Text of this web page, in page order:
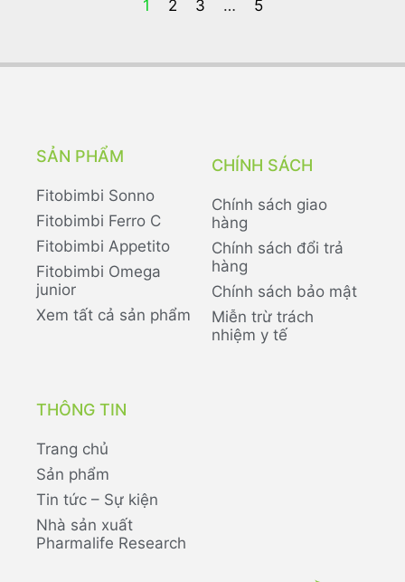
1 2 3 … 5
SẢN PHẨM
Fitobimbi Sonno
Fitobimbi Ferro C
Fitobimbi Appetito
Fitobimbi Omega
junior
Xem tất cả sản phẩm
CHÍNH SÁCH
Chính sách giao
hàng
Chính sách đổi trả
hàng
Chính sách bảo mật
Miễn trừ trách
nhiệm y tế
THÔNG TIN
Trang chủ
Sản phẩm
Tin tức – Sự kiện
Nhà sản xuất
Pharmalife Research